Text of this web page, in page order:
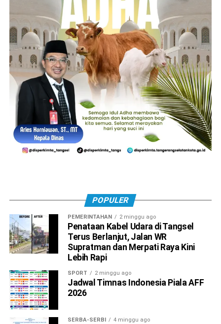
POPULER
PEMERINTAHAN 2 minggu ago
Penataan Kabel Udara di Tangsel
Terus Berlanjut, Jalan WR
Supratman dan Merpati Raya Kini
Lebih Rapi
SPORT 2 minggu ago
Jadwal Timnas Indonesia Piala AFF
2026
SERBA-SERBI 4 minggu ago